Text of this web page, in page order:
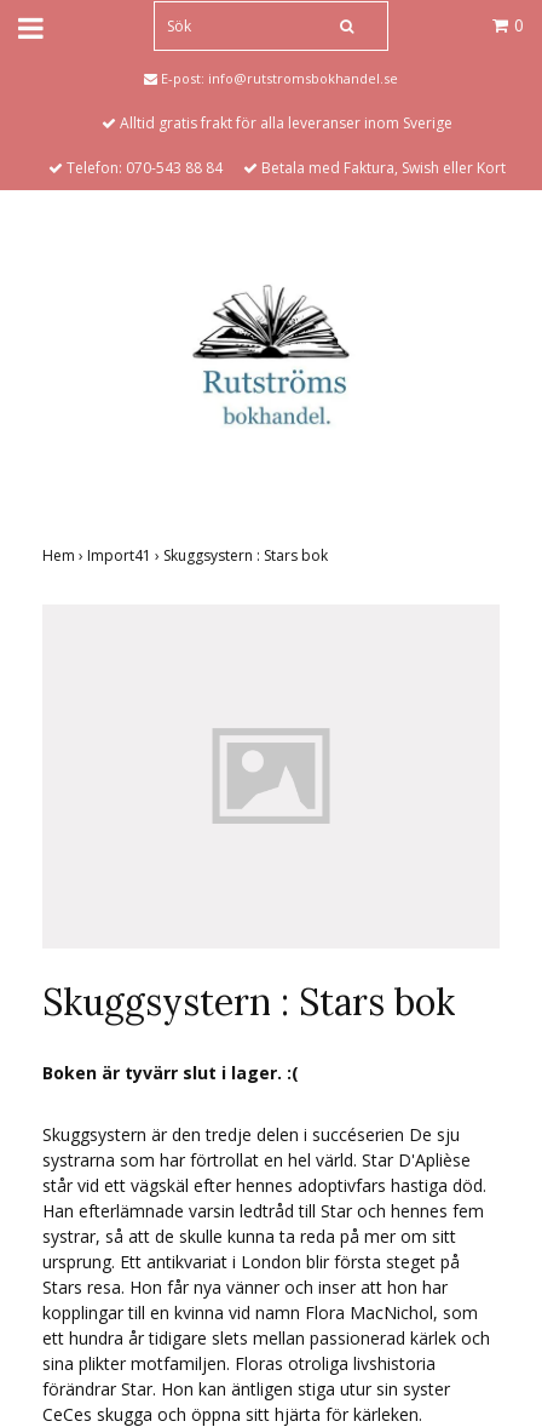
0
E-post: info@rutstromsbokhandel.se
Alltid gratis frakt för alla leveranser inom Sverige
Telefon: 070-543 88 84 Betala med Faktura, Swish eller Kort
Hem › Import41 › Skuggsystern : Stars bok
Skuggsystern : Stars bok
Boken är tyvärr slut i lager. :(
Skuggsystern är den tredje delen i succéserien De sju
systrarna som har förtrollat en hel värld. Star D'Aplièse
står vid ett vägskäl efter hennes adoptivfars hastiga död.
Han efterlämnade varsin ledtråd till Star och hennes fem
systrar, så att de skulle kunna ta reda på mer om sitt
ursprung. Ett antikvariat i London blir första steget på
Stars resa. Hon får nya vänner och inser att hon har
kopplingar till en kvinna vid namn Flora MacNichol, som
ett hundra år tidigare slets mellan passionerad kärlek och
sina plikter motfamiljen. Floras otroliga livshistoria
förändrar Star. Hon kan äntligen stiga utur sin syster
CeCes skugga och öppna sitt hjärta för kärleken.